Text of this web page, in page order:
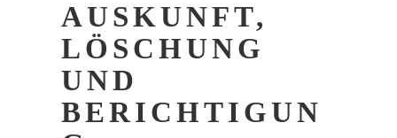
AUSKUNFT,
LÖSCHUNG
UND
BERICHTIGUN